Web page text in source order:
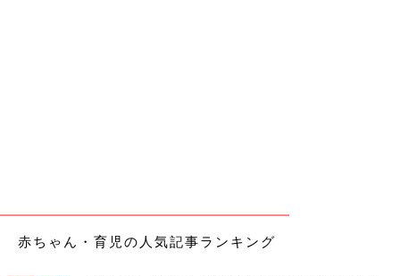
赤ちゃん・育児の人気記事ランキング